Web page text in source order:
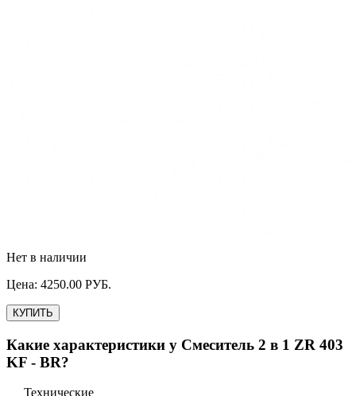
Нет в наличии
Цена: 4250.00 РУБ.
КУПИТЬ
Какие характеристики у Смеситель 2 в 1 ZR 403
KF - BR?
Технические